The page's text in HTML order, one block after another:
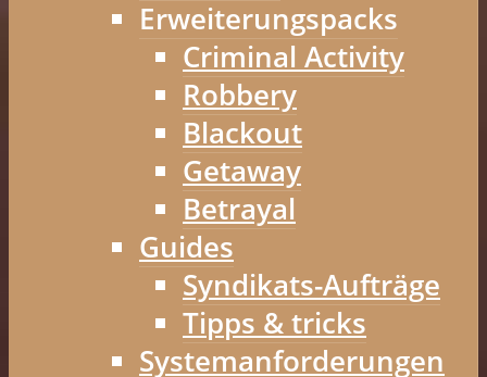
Erweiterungspacks
Criminal Activity
Robbery
Blackout
Getaway
Betrayal
Guides
Syndikats-Aufträge
Tipps & tricks
Systemanforderungen